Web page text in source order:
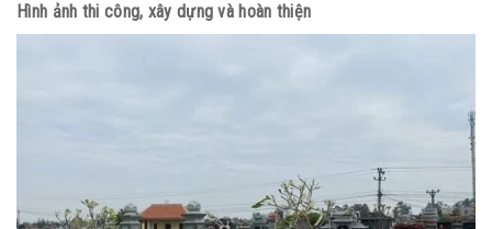
Hình ảnh thi công, xây dựng và hoàn thiện